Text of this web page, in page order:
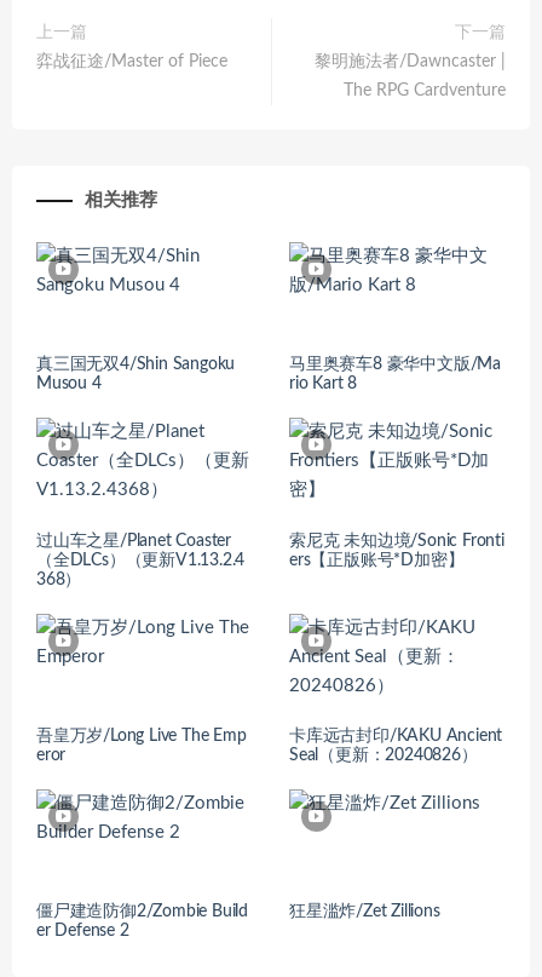
上一篇
弈战征途/Master of Piece
下一篇
黎明施法者/Dawncaster |
The RPG Cardventure
相关推荐
真三国无双4/Shin Sangoku
Musou 4
马里奥赛车8 豪华中文版/Ma
rio Kart 8
过山车之星/Planet Coaster
（全DLCs）（更新V1.13.2.4
368）
索尼克 未知边境/Sonic Fronti
ers【正版账号*D加密】
吾皇万岁/Long Live The Emp
eror
卡库远古封印/KAKU Ancient
Seal（更新：20240826）
僵尸建造防御2/Zombie Build
er Defense 2
狂星滥炸/Zet Zillions